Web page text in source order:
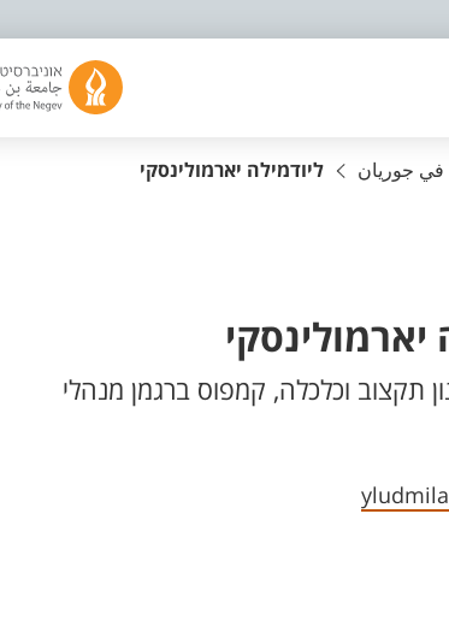
جوريان ליודמילה יארמולינסקי
יארמולינסקי
תקצוב וכלכלה, קמפוס ברגמן מנהלי
Staff